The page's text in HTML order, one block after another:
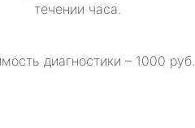
течении часа.
диагностики – 1000 руб.